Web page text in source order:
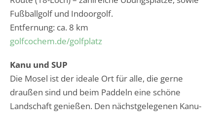
Fußballgolf und Indoorgolf.
Entfernung: ca. 8 km
golfcochem.de/golfplatz
Kanu und SUP
Die Mosel ist der ideale Ort für alle, die gerne
draußen sind und beim Paddeln eine schöne
Landschaft genießen. Den nächstgelegenen Kanu-